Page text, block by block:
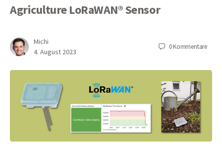
Agriculture LoRaWAN® Sensor
Michi
4. August 2023
0Kommentare